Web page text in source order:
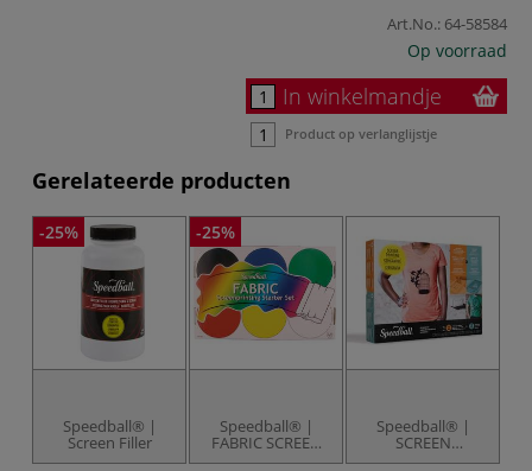
Art.No.: 64-58584
Op voorraad
In winkelmandje
Product op verlanglijstje
Gerelateerde producten
-25%
Speedball® |
Screen Filler
-25%
Speedball® |
FABRIC SCREEN
PRINTING INK —
Speedball® |
SCREEN
PRINTING — 14-